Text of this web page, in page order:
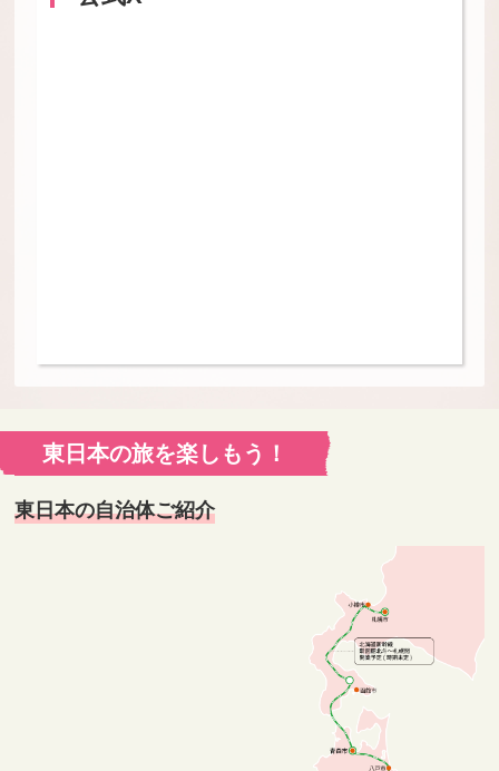
東日本の旅を楽しもう！
東日本の自治体ご紹介